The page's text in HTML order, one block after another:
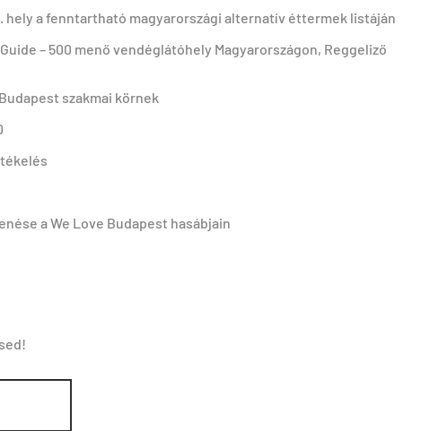
hely a fenntartható magyarországi alternatív éttermek listáján
– 500 menő vendéglátóhely Magyarországon, Reggeliző
szakmai körnek
a We Love Budapest hasábjain